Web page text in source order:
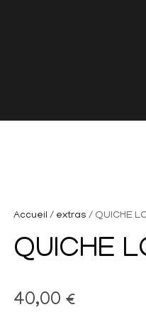
Accueil / extras / QUICHE
QUICHE
40,00 €